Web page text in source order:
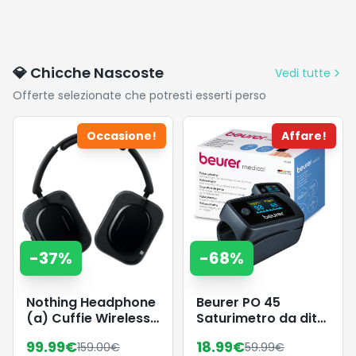
💎 Chicche Nascoste
Vedi tutte
Offerte selezionate che potresti esserti perso
Occasione!
-37%
Nothing Headphone
(a) Cuffie Wireless
Cancellazione
99.99€159.00€
Affare!
-68%
Beurer PO 45
Saturimetro da dito
Certificato,
18.99€59.99€